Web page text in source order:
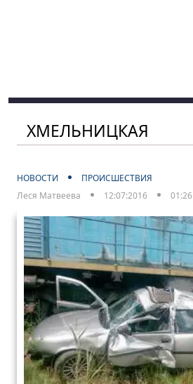
ХМЕЛЬНИЦКАЯ
НОВОСТИ
ПРОИСШЕСТВИЯ
Леся Матвеева
12:07:2016 01:26